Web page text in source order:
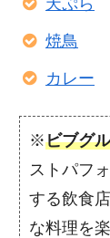
焼鳥
カレー
※ビブグ
ストパフ
する飲食
な料理を